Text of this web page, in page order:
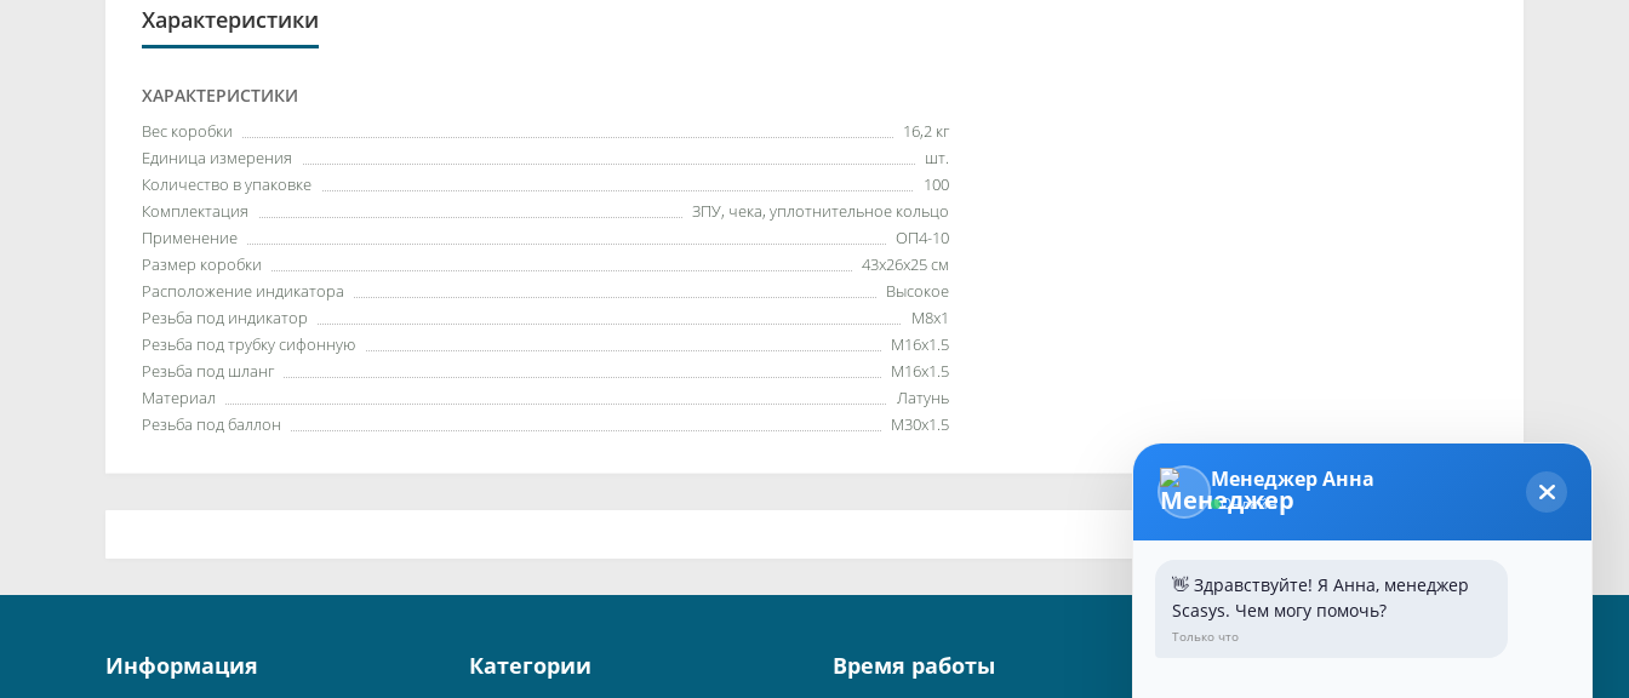
Характеристики
ХАРАКТЕРИСТИКИ
Вес коробки
16,2 кг
Единица измерения
шт.
Количество в упаковке
100
Комплектация
ЗПУ, чека, уплотнительное кольцо
Применение
ОП4-10
Размер коробки
43х26х25 см
Расположение индикатора
Высокое
Резьба под индикатор
М8х1
Резьба под трубку сифонную
М16х1.5
Резьба под шланг
М16х1.5
Материал
Латунь
Резьба под баллон
М30х1.5
Менеджер Анна
Онлайн
👋 Здравствуйте! Я Анна, менеджер
Scasys. Чем могу помочь?
Только что
Информация Категории Время работы